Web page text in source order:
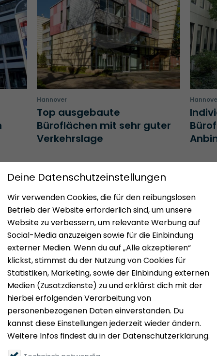
Hannover
Top ausgebaute
Büroflächen mit sehr guter
Verkehrslage
WEITERE TOP-IMMOBILIEN
Impressum
Datenschutz
Nutzungsbedingungen
Mieten
Vermieten